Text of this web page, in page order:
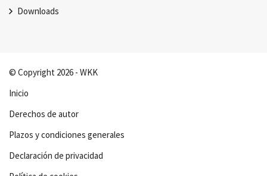
Downloads
© Copyright 2026 - WKK
Inicio
Derechos de autor
Plazos y condiciones generales
Declaración de privacidad